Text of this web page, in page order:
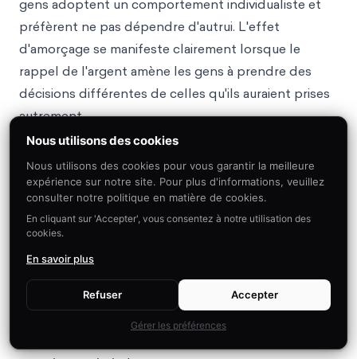
gens adoptent un comportement individualiste et
préfèrent ne pas dépendre d'autrui. L'effet
d'amorçage se manifeste clairement lorsque le
rappel de l'argent amène les gens à prendre des
décisions différentes de celles qu'ils auraient prises
autrement.
Comment l'éviter ?
Le fait de prendre conscience de la manière dont
l'amorçage se produit peut atténuer certains des
effets les plus néfastes de ce biais cognitif.
Cependant, nous pouvons également utiliser les
recherches existantes sur le sujet pour préparer
caractéristiques positifs. En effet, l'effet d'amorçage
peut entraîner des changements positifs dans nos
Nous utilisons des cookies
Nous utilisons des cookies pour vous garantir la meilleure
expérience sur notre site. Pour plus d'informations, veuillez
consulter notre politique en matière de cookies.
En cliquant sur 'Accepter', vous consentez à notre utilisation des
cookies.
En savoir plus
Refuser Accepter
Gérer les préférences